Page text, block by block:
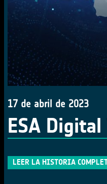
17 de abril de 2023
ESA
LEER LA HISTORIA